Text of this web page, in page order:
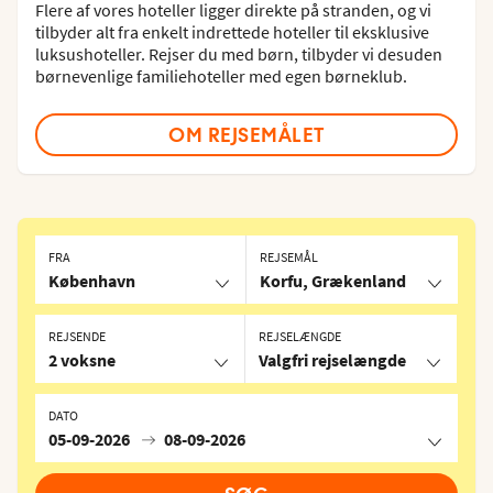
Flere af vores hoteller ligger direkte på stranden, og vi
tilbyder alt fra enkelt indrettede hoteller til eksklusive
luksushoteller. Rejser du med børn, tilbyder vi desuden
børnevenlige familiehoteller med egen børneklub.
OM REJSEMÅLET
FRA
København
REJSEMÅL
Korfu, Grækenland
REJSELÆNGDE
Valgfri rejselængde
DATO
05-09-2026 08-09-2026
REJSENDE
2 voksne